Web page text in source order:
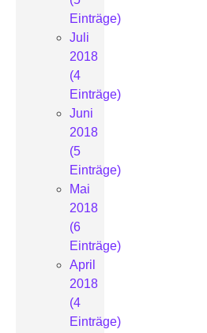
Einträge)
Juli
2018
(4
Einträge)
Juni
2018
(5
Einträge)
Mai
2018
(6
Einträge)
April
2018
(4
Einträge)